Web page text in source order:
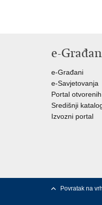
e-
e-Građani
e-Savjetovanja
Portal
Središnji
Izvozni portal
Povratak na vrh